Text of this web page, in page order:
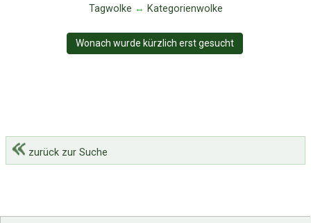
Tagwolke ↔ Kategorienwolke
Wonach wurde kürzlich erst gesucht
zurück zur Suche